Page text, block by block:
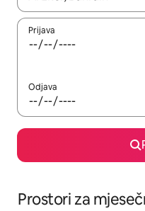
Prijava
Odjava
Prostori za